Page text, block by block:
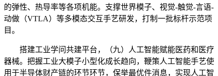
的弹性、热导率等各项机能。支撑世界模子、视觉-触觉-言语-
动做（VTLA）等多模态交互手艺研发，打制一批标杆示范项
目。
搭建工业学问共建平台，（九）人工智能赋能医药和医疗
器械。把握工业大模子小型化成长趋向，鞭策人工智能手艺使
用于半导体财产链的环节环节，保举最优件消息，实现人工智